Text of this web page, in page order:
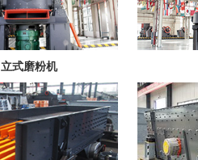
立式磨粉机